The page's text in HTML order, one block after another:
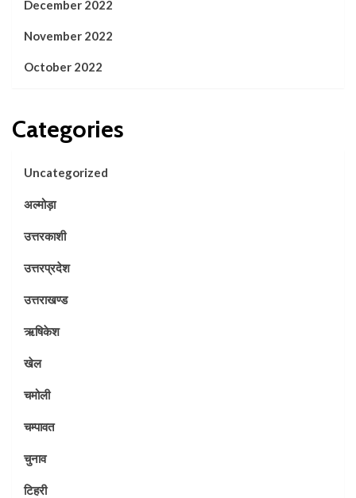
December 2022
November 2022
October 2022
Categories
Uncategorized
अल्मोड़ा
उत्तरकाशी
उत्तरप्रदेश
उत्तराखण्ड
ऋषिकेश
खेल
चमोली
चम्पावत
चुनाव
टिहरी